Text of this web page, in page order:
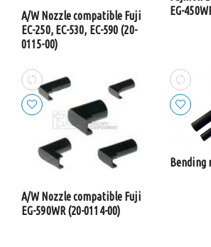
A/W Nozzle compatible Fuji
EC-250, EC-530, EC-590 (20-
0115-00)
EG-
A/W Nozzle compatible Fuji
EG-590WR (20-0114-00)
Bending